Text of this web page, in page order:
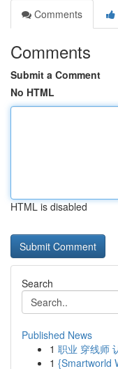
Comments
Comments
Submit a Comment
No HTML
HTML is disabled
Search
Published News
1 职业 穿线师
1 {Smartworld